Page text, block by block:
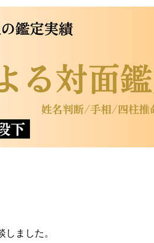
しました。